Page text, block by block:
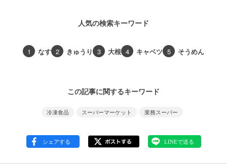
人気の検索キーワード
1 なす 2 きゅうり 3 大根 4 キャベツ 5 そうめん
この記事に関するキーワード
冷凍食品 スーパーマーケット 業務スーパー